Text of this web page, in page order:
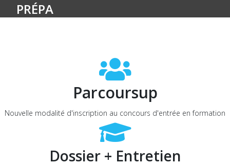
PRÉPA
Parcoursup
Nouvelle modalité d'inscription au concours d'entrée en formation
Dossier + Entretien